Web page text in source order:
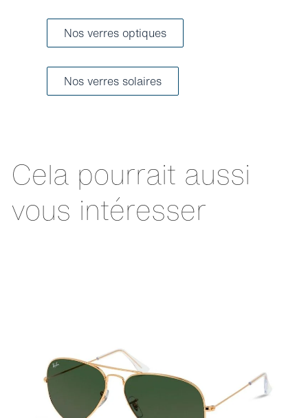
Nos verres optiques
Nos verres solaires
Cela pourrait aussi
vous intéresser